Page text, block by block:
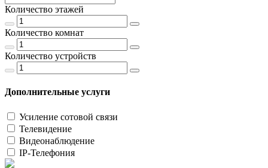
Количество этажей
Количество комнат
Количество устройств
Дополнительные услуги
Усиление сотовой связи
Телевидение
Видеонаблюдение
IP-Телефония